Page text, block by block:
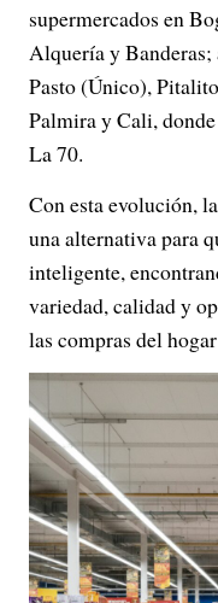
supermercados en
Alquería y Banderas;
Pasto (Único),
Palmira y Cali,
La 70.
Con esta evolución,
una alternativa para
inteligente,
variedad, calidad y
las compras del